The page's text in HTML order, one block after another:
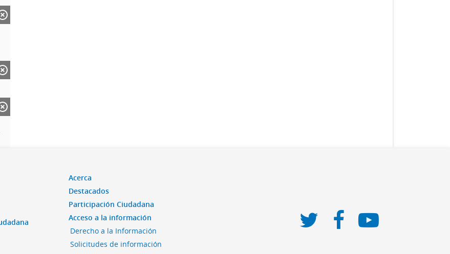
Acerca
Destacados
Participación Ciudadana
Acceso a la información
Derecho a la Información
Solicitudes de información